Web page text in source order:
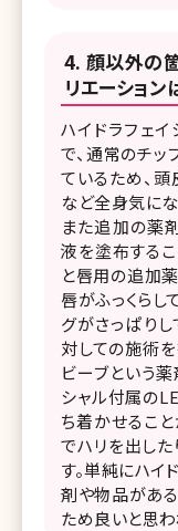
顔以外の
リエーション
ハイドラフェ
で、通常のチ
ているため、頭
など全身気にな
また追加の薬
液を塗布する
と唇用の追加
唇がふっくらし
グがさっぱり
対しての施術
ビーブという薬
シャル付属の
ち着かせるこ
でハリを出し
す。単純にハイ
剤や物品があ
ため良いと思わ